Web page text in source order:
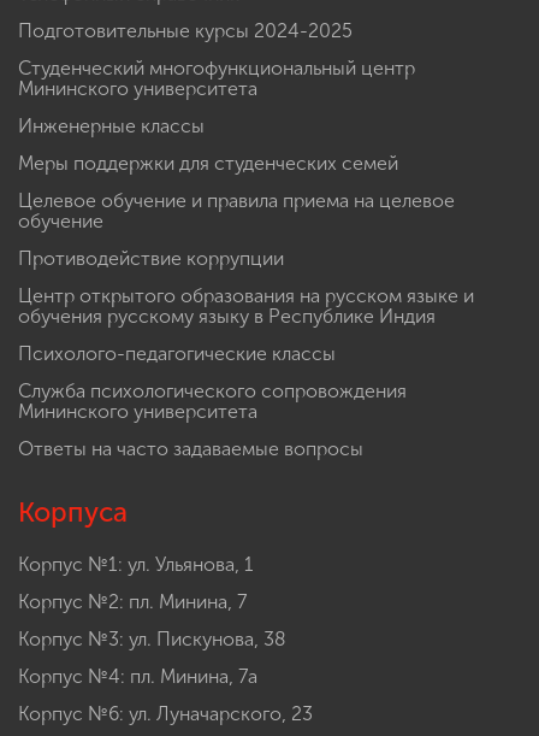
Подготовительные курсы 2024-2025
Студенческий многофункциональный центр
Мининского университета
Инженерные классы
Меры поддержки для студенческих семей
Целевое обучение и правила приема на целевое
обучение
Противодействие коррупции
Центр открытого образования на русском языке и
обучения русскому языку в Республике Индия
Психолого-педагогические классы
Служба психологического сопровождения
Мининского университета
Ответы на часто задаваемые вопросы
Корпуса
Корпус №1: ул. Ульянова, 1
Корпус №2: пл. Минина, 7
Корпус №3: ул. Пискунова, 38
Корпус №4: пл. Минина, 7а
Корпус №6: ул. Луначарского, 23